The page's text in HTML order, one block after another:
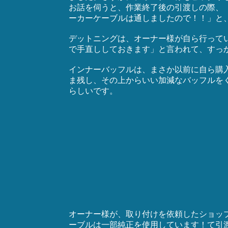
お話を伺うと、作業終了後の引渡しの際
ーカーケーブルは通しましたので！！」と
デットニングは、オーナー様が自ら行っ
で手直ししておきます」と言われて、すっ
インナーバッフルは、まさか以前に自ら
ま残し、その上からいい加減なバッフル
らしいです。
オーナー様が、取り付けを依頼したショ
ーブルは一部純正を使用しています！て引